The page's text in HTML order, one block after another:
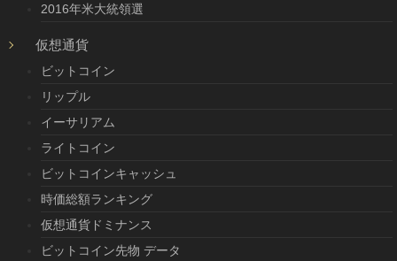
2016年米大統領選
仮想通貨
ビットコイン
リップル
イーサリアム
ライトコイン
ビットコインキャッシュ
時価総額ランキング
仮想通貨ドミナンス
ビットコイン先物 データ